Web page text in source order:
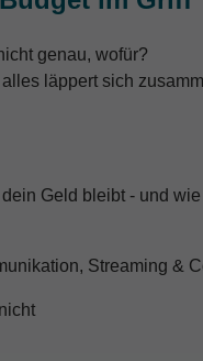
genau, wofür?
läppert sich
Geld bleibt - und
Streaming &